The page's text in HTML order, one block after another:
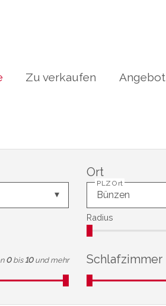
Zu verkaufen Angebot
Ort
PLZ Ort
Radius
0 bis 10 und mehr Schlafzimmer